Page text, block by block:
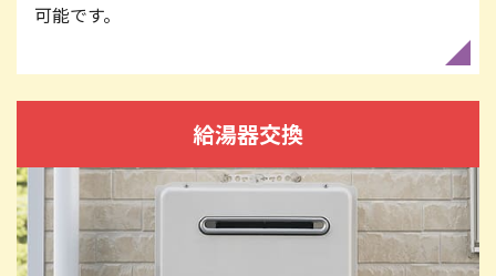
可能です。
給湯器交換